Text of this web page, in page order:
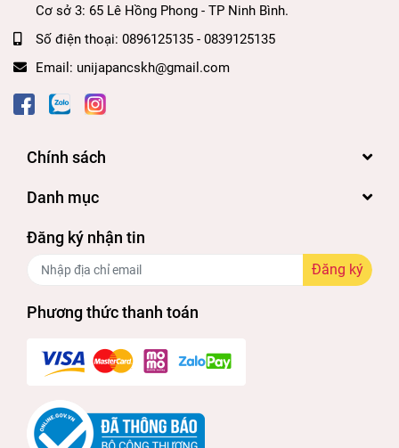
gây ra từ trước.
Giúp bổ sung dưỡng chất và kích hoạt quá
trình sản sinh các chất dịch ở sụn khớp giúp
sụn khớp hoạt động linh hoạt luôn.
Đối tượng sử dụng:
Viên uống bổ xương Q&P Nhật thích hợp
dùng cho người từ 15 tuổi trở lên muốn
xương khớp chắc khỏe.
Người lao động tay chân, thường xuyên làm
các công việc nặng.
như đau mỏi vai gáy, đau nhức xương khớp.
Cơ sở 3: 65 Lê Hồng Phong - TP Ninh Bình.
Số điện thoại: 0896125135 - 0839125135
Email: unijapancskh@gmail.com
Chính sách
Danh mục
Đăng ký nhận tin
Đăng ký
Phương thức thanh toán